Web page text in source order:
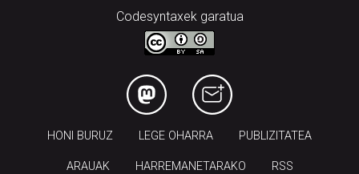
Codesyntaxek garatua
HONI BURUZ LEGE OHARRA PUBLIZITATEA
ARAUAK HARREMANETARAKO RSS